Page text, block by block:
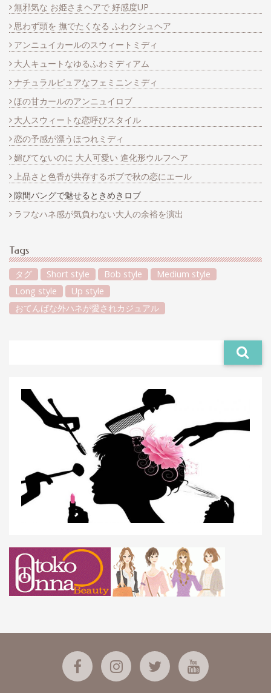
無邪気な お姫さまヘアで 好感度UP
思わず頭を 撫でたくなる ふわクシュヘア
アンニュイカールのスウィートミディ
大人キュートなゆるふわミディアム
ナチュラルピュアなフェミニンミディ
ほの甘カールのアンニュイロブ
大人スウィートな恋呼びスタイル
恋の予感が漂うほつれミディ
媚びてないのに 大人可愛い 進化形ウルフヘア
上品さと色香が共存するボブで秋の恋にエール
隙間バングで魅せるときめきロブ
ラフなハネ感が気負わない大人の余裕を演出
Tags
タグ Short style Bob style
Medium style
Long style
Up style
おてんばな外ハネが愛されカジュアル